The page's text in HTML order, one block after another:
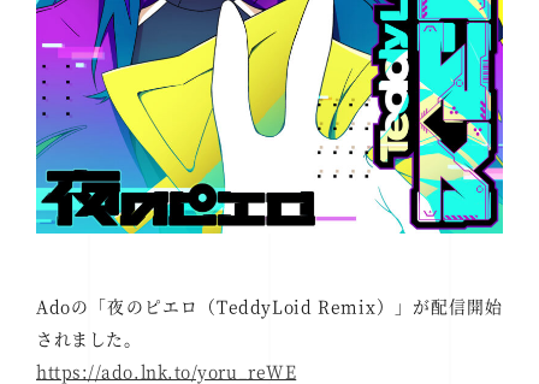
Adoの「夜のピエロ（TeddyLoid Remix）」が配信開始
されました。
https://ado.lnk.to/yoru_reWE